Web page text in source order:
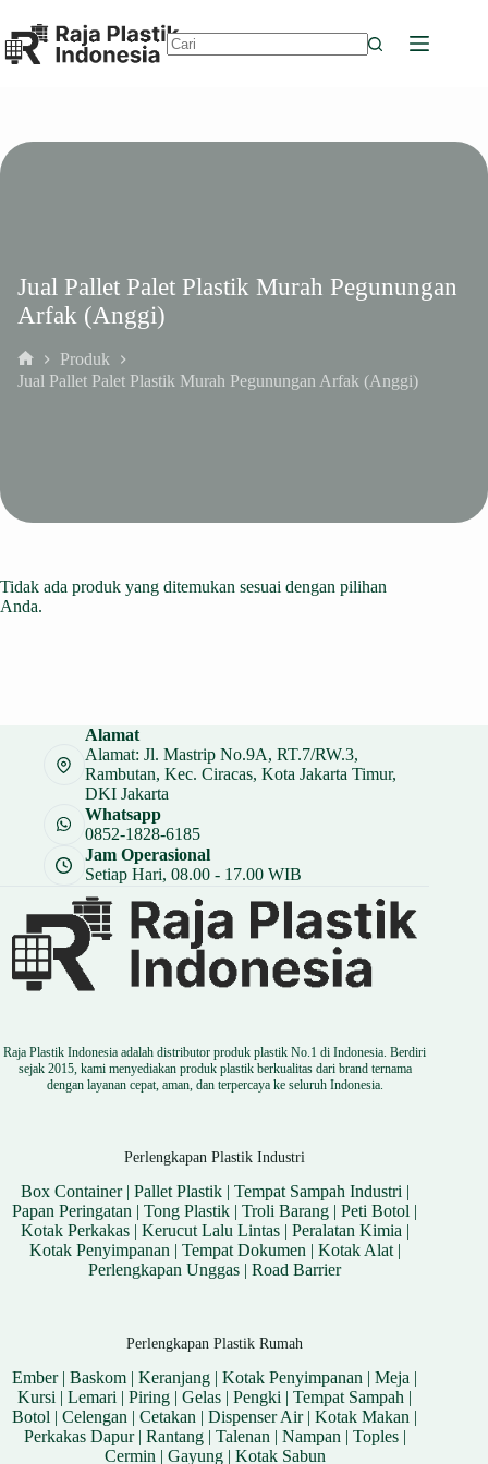
to
content
Jual Pallet Palet Plastik Murah Pegunungan
Arfak (Anggi)
Home
Produk
Jual Pallet Palet Plastik Murah Pegunungan Arfak (Anggi)
Tidak ada produk yang ditemukan sesuai dengan pilihan
Anda.
Alamat
Alamat: Jl. Mastrip No.9A, RT.7/RW.3,
Rambutan, Kec. Ciracas, Kota Jakarta Timur,
DKI Jakarta
Whatsapp
0852-1828-6185
Jam Operasional
Setiap Hari, 08.00 - 17.00 WIB
Raja Plastik Indonesia adalah distributor produk plastik No.1 di Indonesia. Berdiri
sejak 2015, kami menyediakan produk plastik berkualitas dari brand ternama
dengan layanan cepat, aman, dan terpercaya ke seluruh Indonesia.
Perlengkapan Plastik Industri
Box Container| Pallet Plastik| Tempat Sampah Industri |
Papan Peringatan |Tong Plastik |Troli Barang |Peti Botol |
Kotak Perkakas| Kerucut Lalu Lintas| Peralatan Kimia |
Kotak Penyimpanan | Tempat Dokumen | Kotak Alat|
Perlengkapan Unggas |Road Barrier
Perlengkapan Plastik Rumah
Ember|Baskom |Keranjang |Kotak Penyimpanan |Meja |
Kursi |Lemari |Piring |Gelas |Pengki |Tempat Sampah |
Botol |Celengan |Cetakan |Dispenser Air|Kotak Makan |
Perkakas Dapur| Rantang| Talenan | Nampan | Toples|
Cermin | Gayung| Kotak Sabun